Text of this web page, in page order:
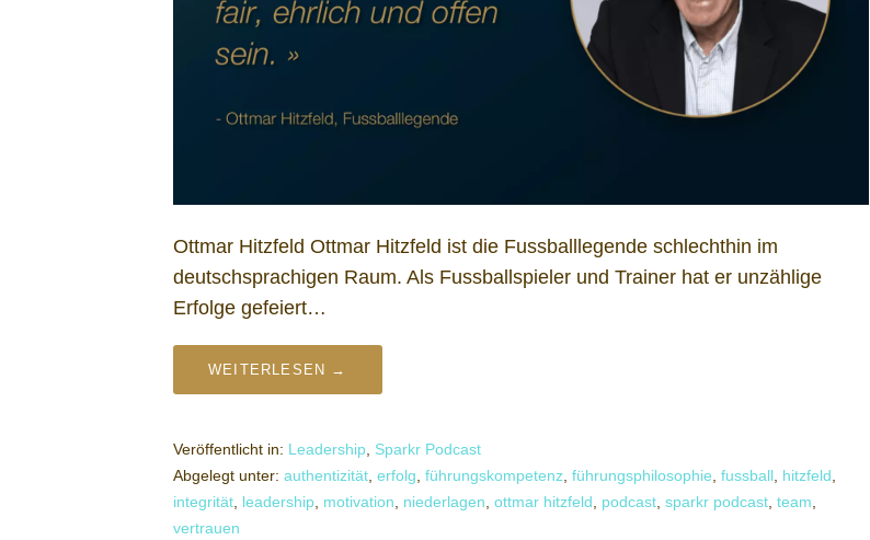
Ottmar Hitzfeld Ottmar Hitzfeld ist die Fussballlegende schlechthin im
deutschsprachigen Raum. Als Fussballspieler und Trainer hat er unzählige
Erfolge gefeiert…
WEITERLESEN →
Veröffentlicht in: Leadership Sparkr Podcast
Abgelegt unter: authentizität erfolg führungskompetenz führungsphilosophie fussball hitzfeld
integrität leadership motivation niederlagen ottmar hitzfeld podcast sparkr podcast team
vertrauen